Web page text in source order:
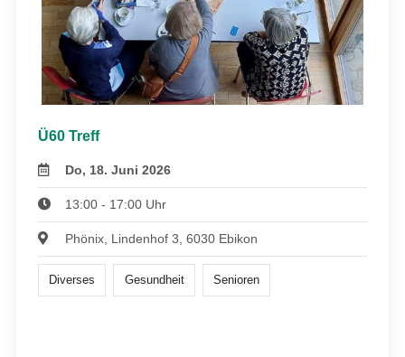
Ü60 Treff
Do, 18. Juni 2026
13:00 - 17:00 Uhr
Phönix, Lindenhof 3, 6030 Ebikon
Diverses Gesundheit Senioren